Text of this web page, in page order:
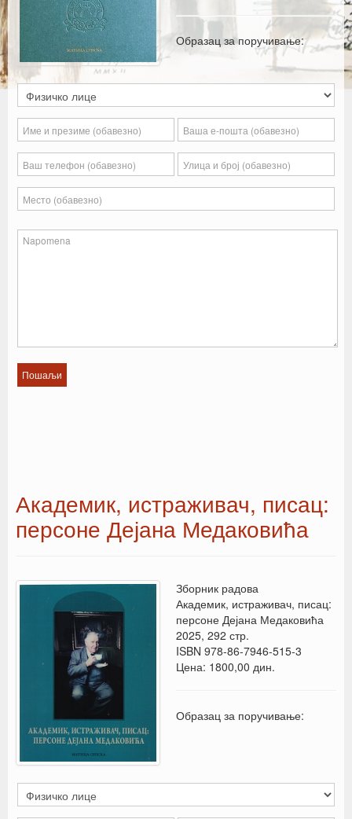
Образац за поручивање:
Академик, истраживач, писац:
персоне Дејана Медаковића
Зборник радова
Академик, истраживач, писац:
персоне Дејана Медаковића
2025, 292 стр.
ISBN 978-86-7946-515-3
Цена: 1800,00 дин.
Образац за поручивање: